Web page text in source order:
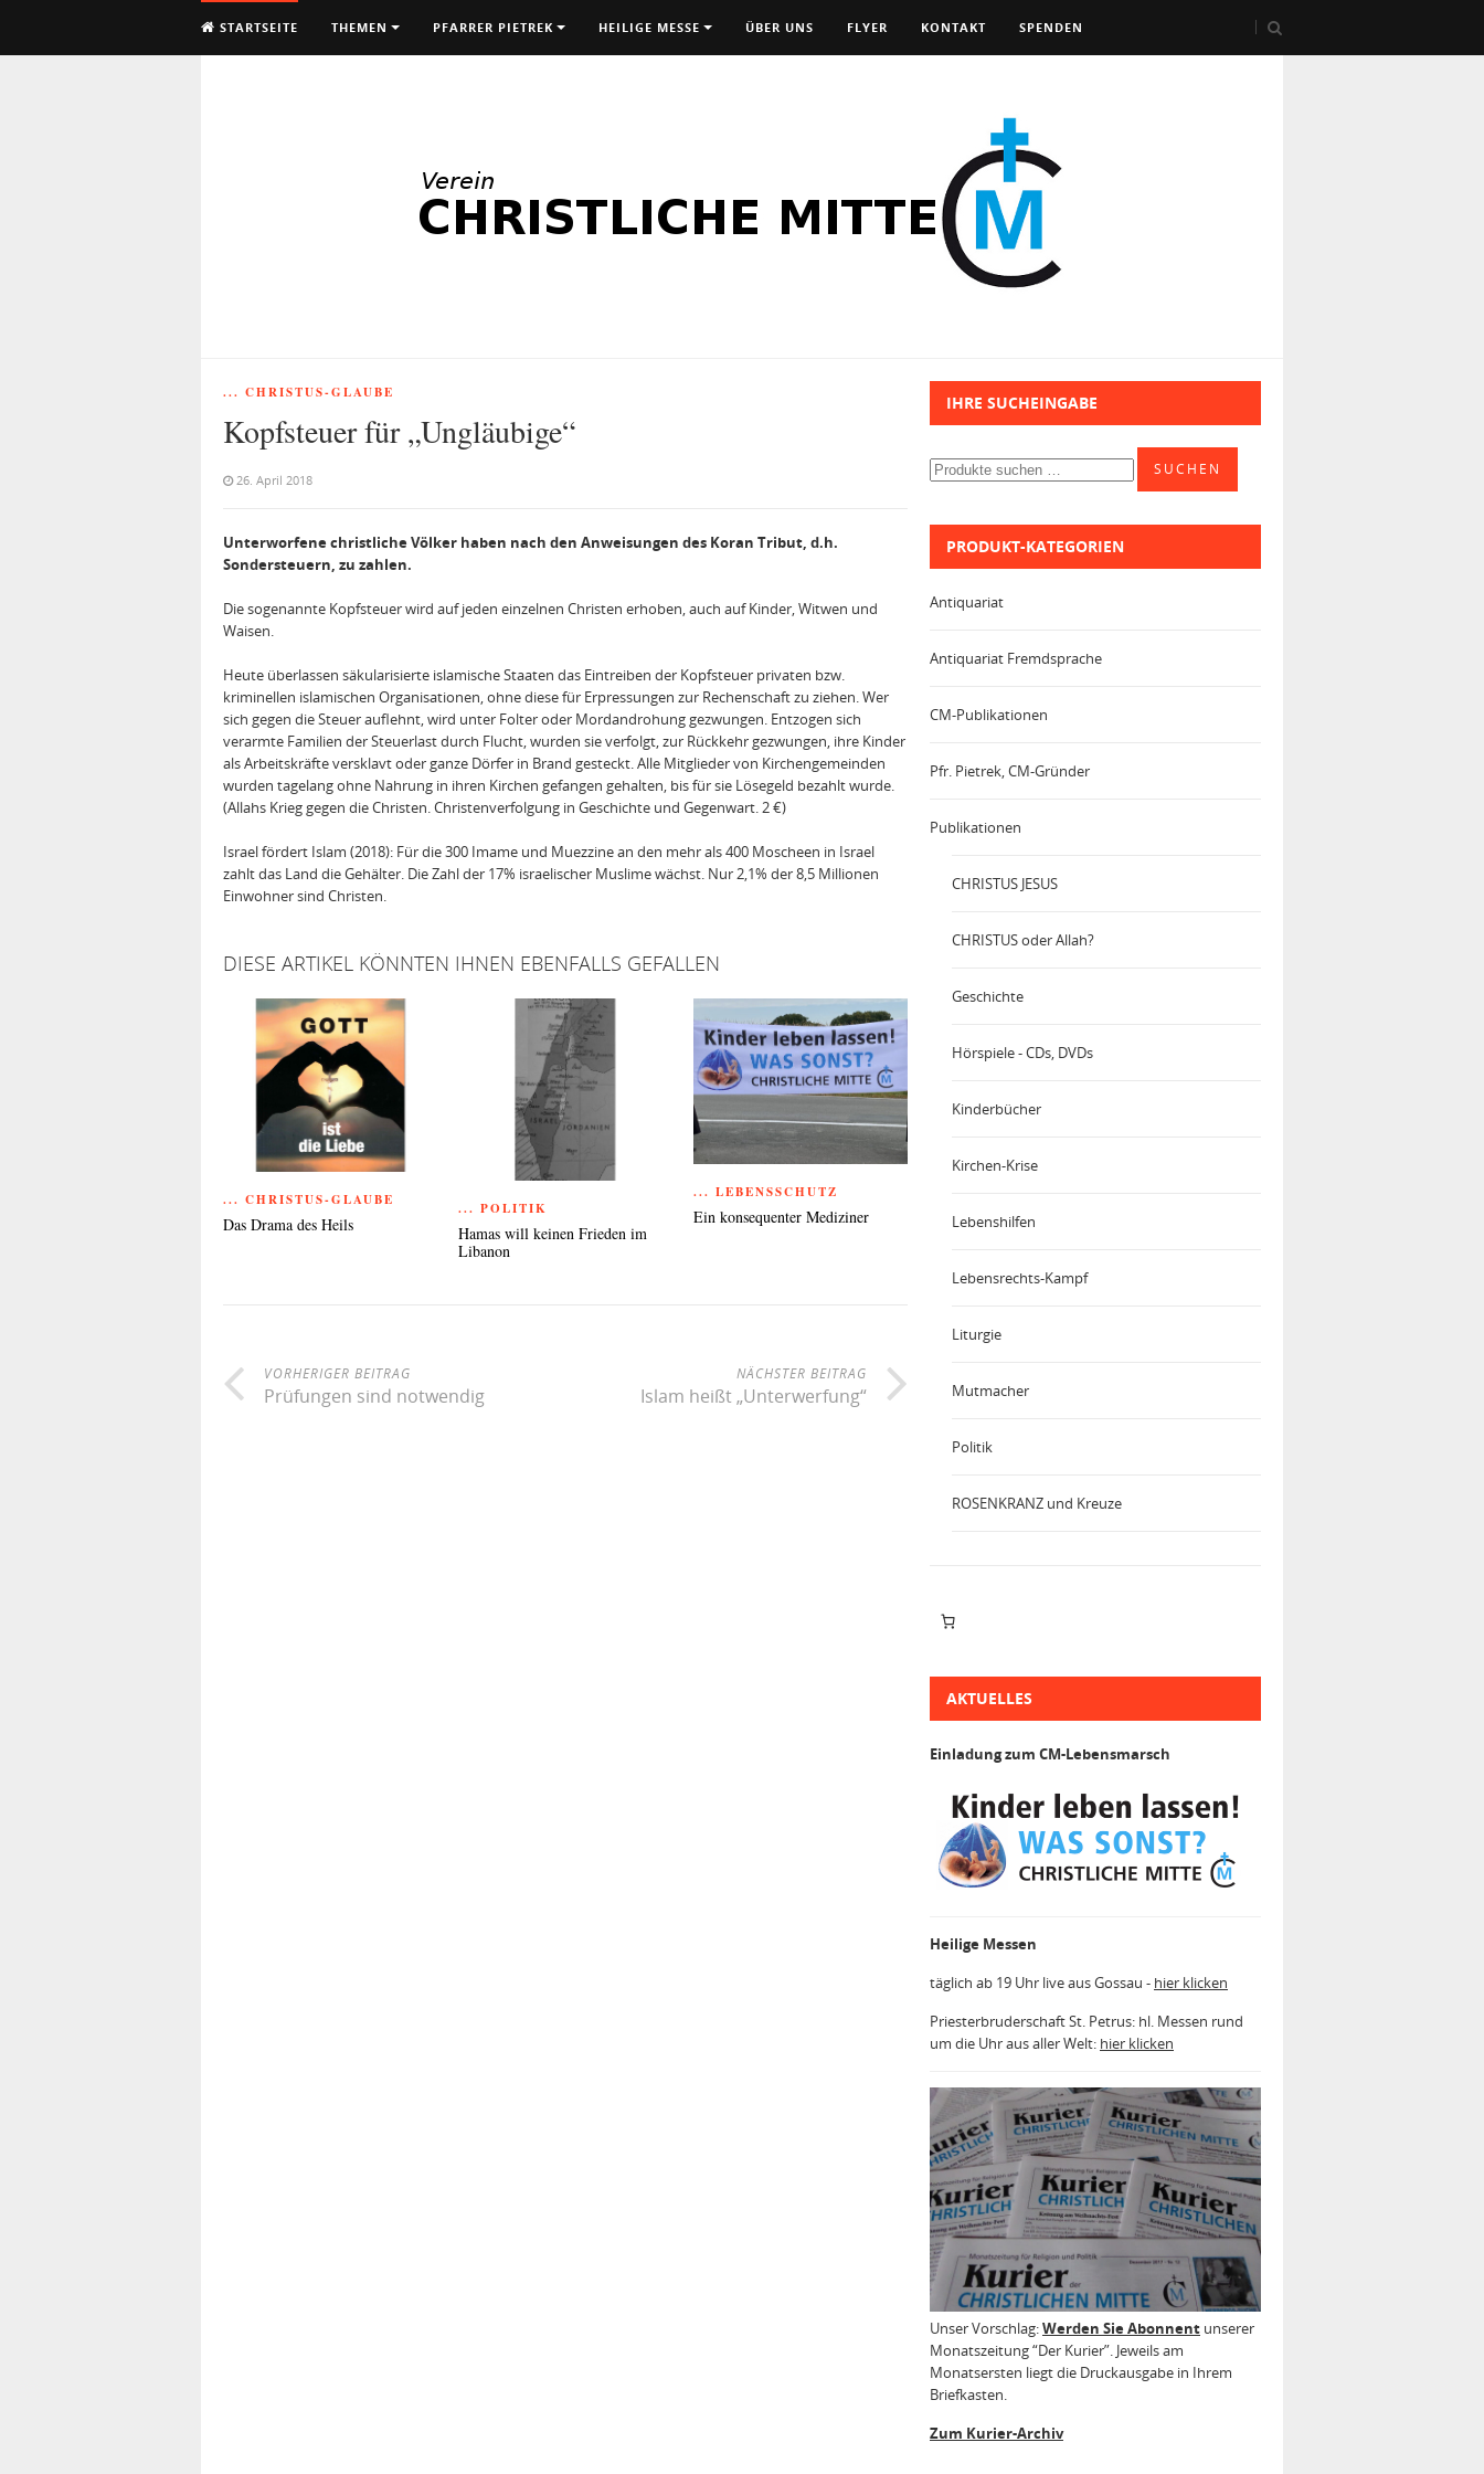
STARTSEITE THEMEN PFARRER PIETREK HEILIGE MESSE ÜBER UNS FLYER KONTAKT SPENDEN
... CHRISTUS-GLAUBE
Kopfsteuer für „Ungläubige“
26. April 2018
Unterworfene christliche Völker haben nach den Anweisungen des Koran Tribut, d.h.
Sondersteuern, zu zahlen.
Die sogenannte Kopfsteuer wird auf jeden einzelnen Christen er­hoben, auch auf Kinder, Witwen und
Waisen.
Heute überlassen säkularisierte islamische Staaten das Eintreiben der Kopfsteuer privaten bzw.
kriminellen islamischen Organisationen, ohne diese für Erpressungen zur Rechenschaft zu ziehen. Wer
sich gegen die Steuer auflehnt, wird unter Folter oder Mordandrohung ge­zwungen. Entzogen sich
verarmte Familien der Steuerlast durch Flucht, wurden sie verfolgt, zur Rückkehr gezwungen, ihre Kinder
als Arbeitskräfte versklavt oder ganze Dörfer in Brand gesteckt. Alle Mitglieder von Kirchengemeinden
wurden tagelang ohne Nahrung in ihren Kirchen gefangen gehalten, bis für sie Lö­segeld bezahlt wurde.
(Allahs Krieg ge­gen die Christen. Christenverfolgung in Geschichte und Gegenwart. 2 €)
Israel fördert Islam (2018): Für die 300 Imame und Muezzine an den mehr als 400 Moscheen in Israel
zahlt das Land die Gehälter. Die Zahl der 17% israelischer Muslime wächst. Nur 2,1% der 8,5 Millionen
Einwohner sind Christen.
DIESE ARTIKEL KÖNNTEN IHNEN EBENFALLS GEFALLEN
... CHRISTUS-GLAUBE
Das Drama des Heils
... POLITIK
Hamas will keinen Frieden im
Libanon
... LEBENSSCHUTZ
Ein konsequenter Mediziner
VORHERIGER BEITRAG
Prüfungen sind notwendig
NÄCHSTER BEITRAG
Islam heißt „Unterwerfung“
IHRE SUCHEINGABE
Suchen
nach:
SUCHEN
PRODUKT-KATEGORIEN
Antiquariat
Antiquariat Fremdsprache
CM-Publikationen
Pfr. Pietrek, CM-Gründer
Publikationen
CHRISTUS JESUS
CHRISTUS oder Allah?
Geschichte
Hörspiele - CDs, DVDs
Kinderbücher
Kirchen-Krise
Lebenshilfen
Lebensrechts-Kampf
Liturgie
Mutmacher
Politik
ROSENKRANZ und Kreuze
AKTUELLES
Einladung zum CM-Lebensmarsch
Heilige Messen
täglich ab 19 Uhr live aus Gossau - hier klicken
Priesterbruderschaft St. Petrus: hl. Messen rund
um die Uhr aus aller Welt: hier klicken
Unser Vorschlag:Werden Sie Abonnent unserer
Monatszeitung “Der Kurier”. Jeweils am
Monatsersten liegt die Druckausgabe in Ihrem
Briefkasten.
Zum Kurier-Archiv